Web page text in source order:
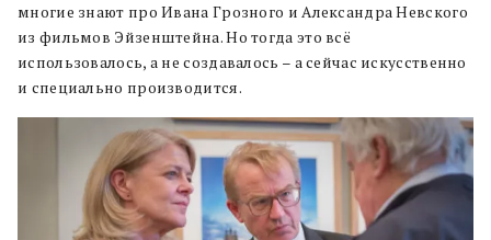
многие знают про Ивана Грозного и Александра Невского
из фильмов Эйзенштейна. Но тогда это всё
использовалось, а не создавалось – а сейчас искусственно
и специально производится.